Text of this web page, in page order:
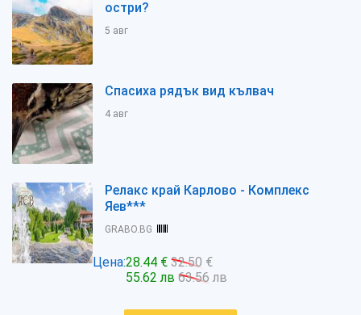
остри?
5 авг
Спасиха рядък вид кълвач
4 авг
Релакс край Карлово - Комплекс
Яев***
GRABO.BG
Цена:28.44 € 32.50 €
55.62 лв 63.56 лв